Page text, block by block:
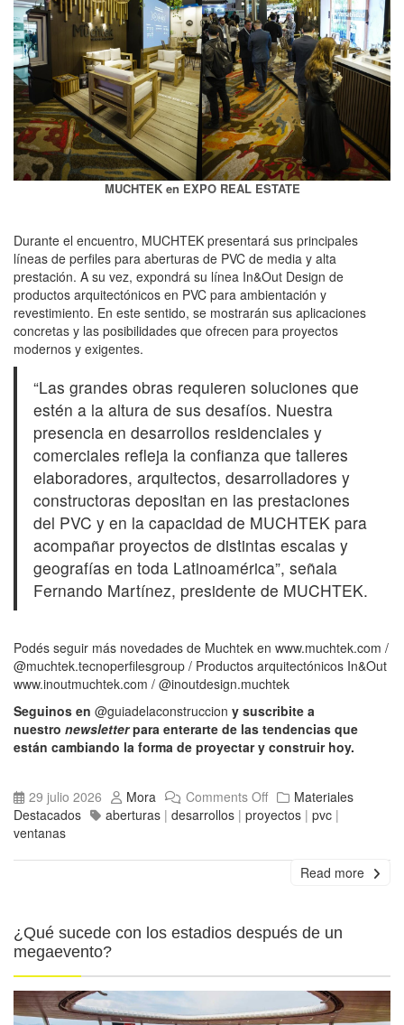
MUCHTEK en EXPO REAL ESTATE
Durante el encuentro, MUCHTEK presentará sus principales
líneas de perfiles para aberturas de PVC de media y alta
prestación. A su vez, expondrá su línea In&Out Design de
productos arquitectónicos en PVC para ambientación y
revestimiento. En este sentido, se mostrarán sus aplicaciones
concretas y las posibilidades que ofrecen para proyectos
modernos y exigentes.
“Las grandes obras requieren soluciones que
estén a la altura de sus desafíos. Nuestra
presencia en desarrollos residenciales y
comerciales refleja la confianza que talleres
elaboradores, arquitectos, desarrolladores y
constructoras depositan en las prestaciones
del PVC y en la capacidad de MUCHTEK para
acompañar proyectos de distintas escalas y
geografías en toda Latinoamérica”, señala
Fernando Martínez, presidente de MUCHTEK.
Podés seguir más novedades de Muchtek en www.muchtek.com /
@muchtek.tecnoperfilesgroup / Productos arquitectónicos In&Out
www.inoutmuchtek.com / @inoutdesign.muchtek
Seguinos en @guiadelaconstruccion y suscribite a
nuestro newsletterpara enterarte de las tendencias que
están cambiando la forma de proyectar y construir hoy.
29 julio 2026 Mora Comments Off
Materiales
Destacados
aberturas | desarrollos | proyectos | pvc |
ventanas
Read more
¿Qué sucede con los estadios después de un
megaevento?